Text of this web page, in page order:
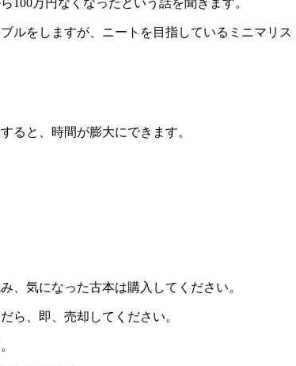
ルをしますが、ニートを目指しているミニマリ
ると、時間が膨大にできます。
、気になった古本は購入してください。
ら、即、売却してください。